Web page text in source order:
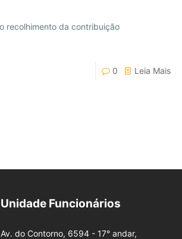
recolhimento da contribuição
0 Leia Mais
Unidade Funcionários
Av. do Contorno, 6594 - 17° andar,